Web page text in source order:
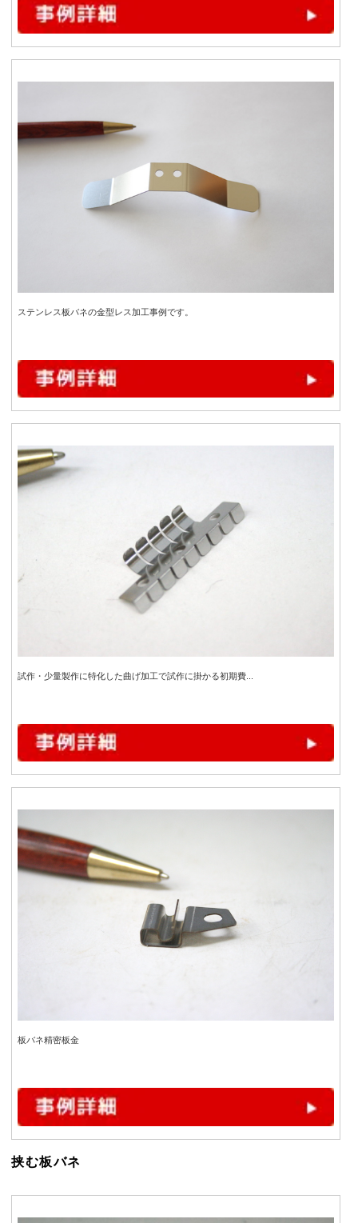
ステンレス板バネの金型レス加工事例です。
試作・少量製作に特化した曲げ加工で試作に掛かる初期費...
板バネ精密板金
挟む板バネ